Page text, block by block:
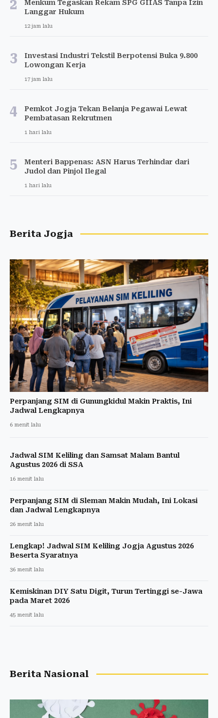
2
Menkum Tegaskan Rekam SPG GIIAS Tanpa Izin
Langgar Hukum
12 jam lalu
3
Investasi Industri Tekstil Berpotensi Buka 9.800
Lowongan Kerja
17 jam lalu
4
Pemkot Jogja Tekan Belanja Pegawai Lewat
Pembatasan Rekrutmen
1 hari lalu
5
Menteri Bappenas: ASN Harus Terhindar dari
Judol dan Pinjol Ilegal
1 hari lalu
Berita Jogja
Perpanjang SIM di Gunungkidul Makin Praktis, Ini
Jadwal Lengkapnya
6 menit lalu
Jadwal SIM Keliling dan Samsat Malam Bantul
Agustus 2026 di SSA
16 menit lalu
Perpanjang SIM di Sleman Makin Mudah, Ini Lokasi
dan Jadwal Lengkapnya
26 menit lalu
Lengkap! Jadwal SIM Keliling Jogja Agustus 2026
Beserta Syaratnya
36 menit lalu
Kemiskinan DIY Satu Digit, Turun Tertinggi se-Jawa
pada Maret 2026
45 menit lalu
Berita Nasional